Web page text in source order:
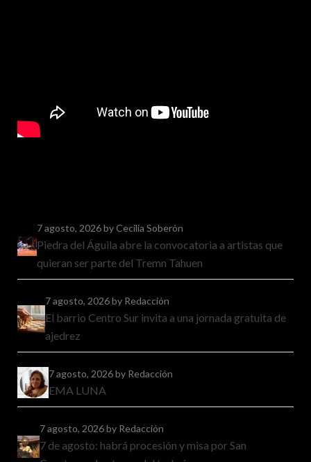
7 agosto, 2026by Cecilia Soberón
Piedra del Águila abre la convocatoria a artistas que
quieran ser parte del Tremn Tahuen
7 agosto, 2026by Redacción
El barrio Centro Sur invita a una jornada gratuita de
ajedrez
7 agosto, 2026by Redacción
EMA LUNA
7 agosto, 2026by Redacción
7 de agosto: habrá procesión y misa por San